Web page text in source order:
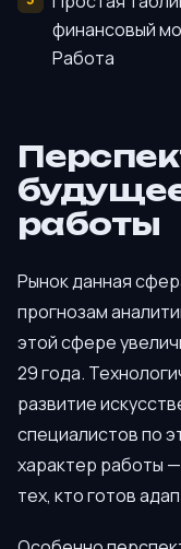
финансовый
Работа
работы
Рынок данная
прогнозам
этой сфере
29 года.
развитие
специалистов по
характер работы
тех, кто готов